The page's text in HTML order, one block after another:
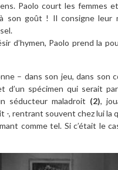
Paolo court les femmes
son goût ! Il consigne leur
d’hymen, Paolo prend la
– dans son jeu, dans son
d’un spécimen qui serait
séducteur maladroit (2),
, rentrant souvent chez lui la
comme tel. Si c’était le